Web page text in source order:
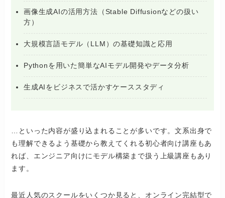
画像生成AIの活用方法（Stable Diffusionなどの扱い
方）
大規模言語モデル（LLM）の基礎知識と応用
Pythonを用いた簡単なAIモデル開発やデータ分析
生成AIをビジネスで活かすケーススタディ
…といった内容が盛り込まれることが多いです。文系出身で
も理解できるよう基礎から教えてくれる初心者向け講座もあ
れば、エンジニア向けにモデル構築まで扱う上級講座もあり
ます。
最近人気のスクールをいくつか見ると、オンライン完結型で